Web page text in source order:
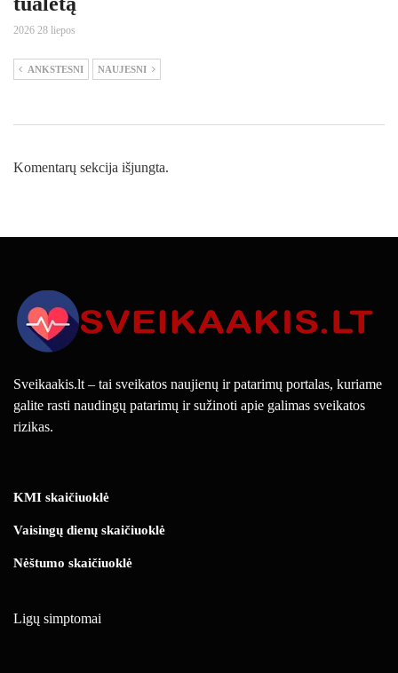
2026 28 liepos
ANKSTESNI NAUJESNI
Komentarų sekcija išjungta.
Sveikaakis.lt – tai sveikatos naujienų ir patarimų portalas, kuriame
galite rasti naudingų patarimų ir sužinoti apie galimas sveikatos
rizikas.
KMI skaičiuoklė
Vaisingų dienų skaičiuoklė
Nėštumo skaičiuoklė
Ligų simptomai